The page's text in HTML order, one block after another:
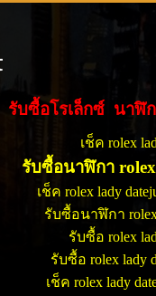
รับซื้อโรเล็กซ์ นาฬิ
เช็ค rolex
รับซื้อนาฬิกา
เช็ค rolex lady
รับซื้อนาฬิกา
รับซื้อ rolex
รับซื้อ rolex lady
เช็ค rolex lady